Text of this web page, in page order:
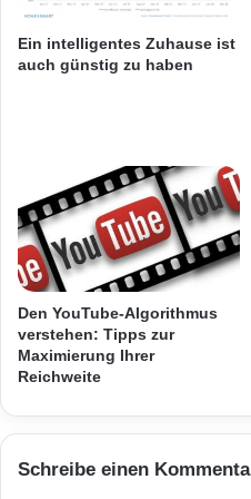
Gas-Verbrauch
kontrollieren.
Vorlieben kennen
Energieeinsparungen
Vorzüge smarter
Automatische
je nach Tageszeit
von unterwegs aus
s
t
b
a
M
o
i
g
o
d
e
r
D
r
i
t
a
n
b
Ein intelligentes Zuhause ist
auch günstig zu haben
Den YouTube-Algorithmus
verstehen: Tipps zur
Maximierung Ihrer
Reichweite
Schreibe einen